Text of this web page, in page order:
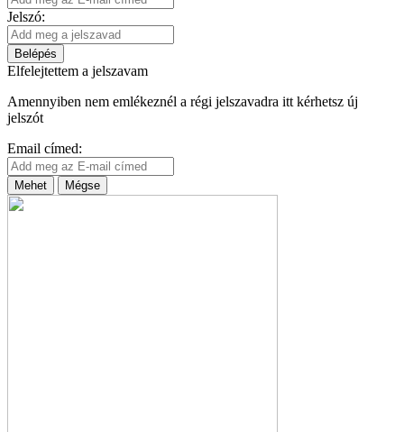
Jelszó:
Belépés
Elfelejtettem a jelszavam
Amennyiben nem emlékeznél a régi jelszavadra itt kérhetsz új
jelszót
Email címed:
Mehet Mégse